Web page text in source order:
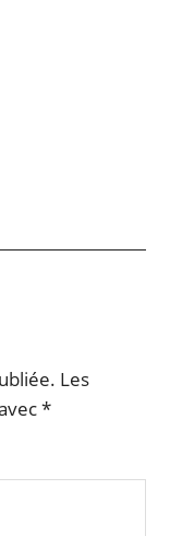
Les
*